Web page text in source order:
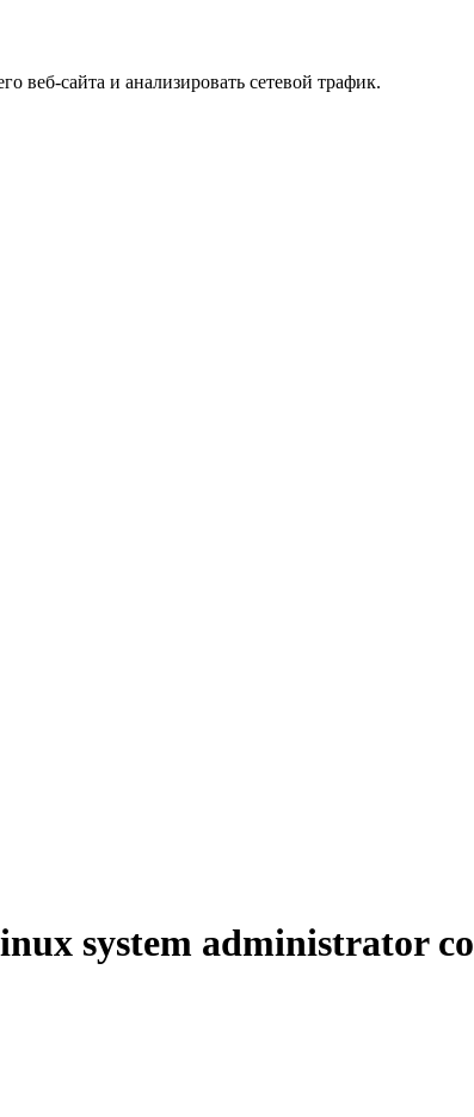
веб-сайта и анализировать сетевой трафик.
system administrator